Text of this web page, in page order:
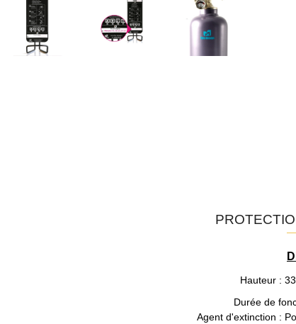
Hauteur :
Durée de
Agent d'extinction :